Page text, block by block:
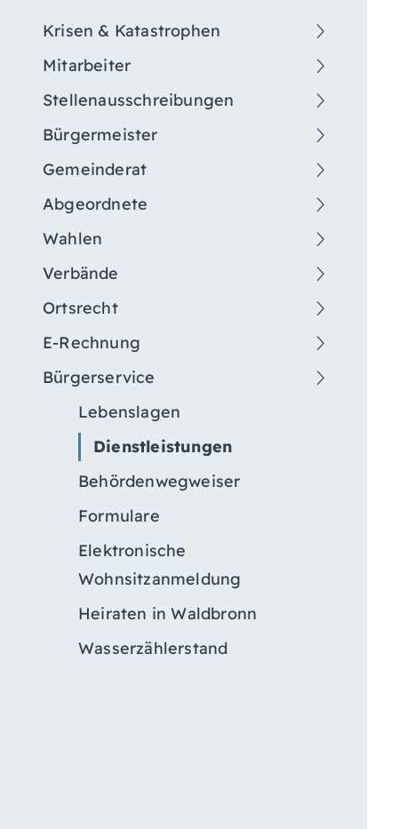
Krisen & Katastrophen
Mitarbeiter
Stellenausschreibungen
Bürgermeister
Gemeinderat
Abgeordnete
Wahlen
Verbände
Ortsrecht
E-Rechnung
Bürgerservice
Lebenslagen
Dienstleistungen
Behördenwegweiser
Formulare
Elektronische
Wohnsitzanmeldung
Heiraten in Waldbronn
Wasserzählerstand